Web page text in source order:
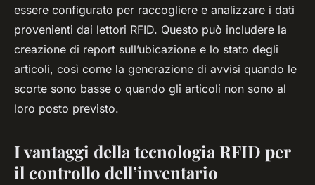
essere configurato per raccogliere e analizzare i dati
provenienti dai lettori RFID. Questo può includere la
creazione di report sull’ubicazione e lo stato degli
articoli, così come la generazione di avvisi quando le
scorte sono basse o quando gli articoli non sono al
loro posto previsto.
I vantaggi della tecnologia RFID per
il controllo dell’inventario